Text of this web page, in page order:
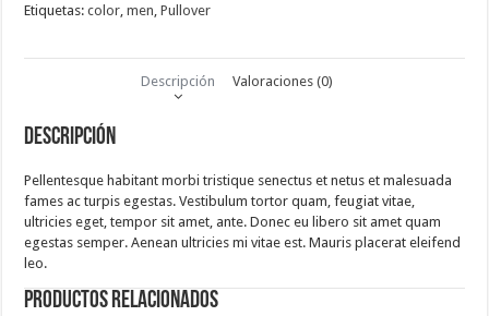
Etiquetas:color,men,Pullover
Descripción Valoraciones (0)
Descripción
Pellentesque habitant morbi tristique senectus et netus et malesuada
fames ac turpis egestas. Vestibulum tortor quam, feugiat vitae,
ultricies eget, tempor sit amet, ante. Donec eu libero sit amet quam
egestas semper. Aenean ultricies mi vitae est. Mauris placerat eleifend
leo.
Productos relacionados